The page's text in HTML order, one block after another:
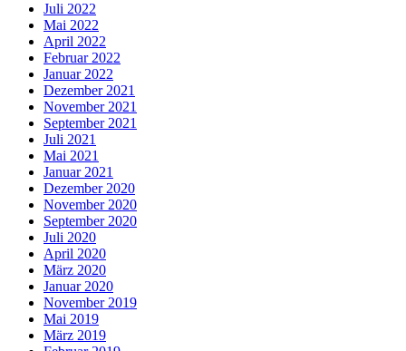
Juli 2022
Mai 2022
April 2022
Februar 2022
Januar 2022
Dezember 2021
November 2021
September 2021
Juli 2021
Mai 2021
Januar 2021
Dezember 2020
November 2020
September 2020
Juli 2020
April 2020
März 2020
Januar 2020
November 2019
Mai 2019
März 2019